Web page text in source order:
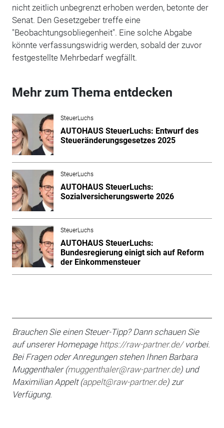
nicht zeitlich unbegrenzt erhoben werden, betonte der
Senat. Den Gesetzgeber treffe eine
"Beobachtungsobliegenheit". Eine solche Abgabe
könnte verfassungswidrig werden, sobald der zuvor
festgestellte Mehrbedarf wegfällt.
Mehr zum Thema entdecken
SteuerLuchs
AUTOHAUS SteuerLuchs: Entwurf des
Steueränderungsgesetzes 2025
SteuerLuchs
AUTOHAUS SteuerLuchs:
Sozialversicherungswerte 2026
SteuerLuchs
AUTOHAUS SteuerLuchs:
Bundesregierung einigt sich auf Reform
der Einkommensteuer
Brauchen Sie einen Steuer-Tipp? Dann schauen Sie
auf unserer Homepage https://raw-partner.de/vorbei.
Bei Fragen oder An­regungen stehen Ihnen Barbara
Muggenthaler (muggenthaler@raw-partner.de) und
Maximilian Appelt (appelt@raw-partner.de) zur
Verfügung.